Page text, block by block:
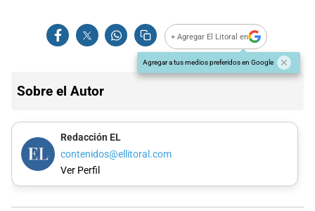
+ Agregar El Litoral en
Agregar a tus medios preferidos en Google
Sobre el Autor
Redacción EL
contenidos@ellitoral.com
Ver Perfil